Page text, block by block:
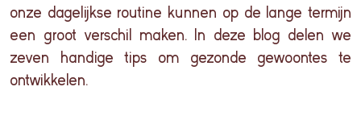
onze dagelijkse routine kunnen op de lange termijn
een groot verschil maken. In deze blog delen we
zeven
handigetips om gezonde gewoontes te
ontwikkelen.